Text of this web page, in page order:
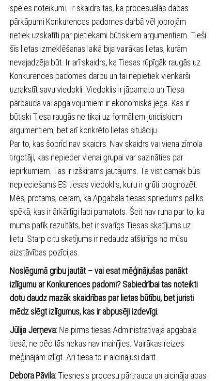
spēles noteikumi. Ir skaidrs tas, ka procesuālās dabas
pārkāpumi Konkurences padomes darbā vēl joprojām
netiek uzskatīti par pietiekami būtiskiem argumentiem. Tieši
šīs lietas izmeklēšanas laikā bija vairākas lietas, kurām
nevajadzēja būt. Ir arī skaidrs, ka Tiesas rūpīgāk raugās uz
Konkurences padomes darbu un tai nepietiek vienkārši
uzrakstīt savu viedokli. Viedoklis ir jāpamato un Tiesa
pārbauda vai apgalvojumiem ir ekonomiskā jēga. Kas ir
būtiski Tiesa raugās ne tikai uz formāliem juridiskiem
argumentiem, bet arī konkrēto lietas situāciju.
Par to, kas šobrīd nav skaidrs. Nav skaidrs vai viena zīmola
tirgotāji, kas nepieder vienai grupai var sazināties par
iepirkumiem. Tas ir izšķirams jautājums. Te visticamāk būs
nepieciešams ES tiesas viedoklis, kuru ir grūti prognozēt.
Mēs, protams, ceram, ka Apgabala tiesas spriedums paliks
spēkā, kas ir ārkārtīgi labi pamatots. Šeit nav runa par to, ka
mums patīk rezultāts, bet ir svarīgs Tiesas skatījums uz
lietu. Starp citu skatījums ir nedaudz atšķirīgs no mūsu
aizstāvības pozīcijas.
Noslēgumā gribu jautāt – vai esat mēģinājušas panākt
izlīgumu ar Konkurences padomi? Sabiedrībai tas noteikti
dotu daudz mazāk skaidrības par lietas būtību, bet juristi
mēdz slēgt izlīgumus, kas ir abpusēji izdevīgi.
Jūlija Jerņeva: Ne pirms tiesas Administratīvajā apgabala
tiesā, ne pēc tās nekas nav mainījies. Vairākas reizes
mēģinājām izlīgt. Arī tiesa to ir aicinājusi darīt.
Debora Pāvila:Tiesnesis procesu pārtrauca un aicināja abas